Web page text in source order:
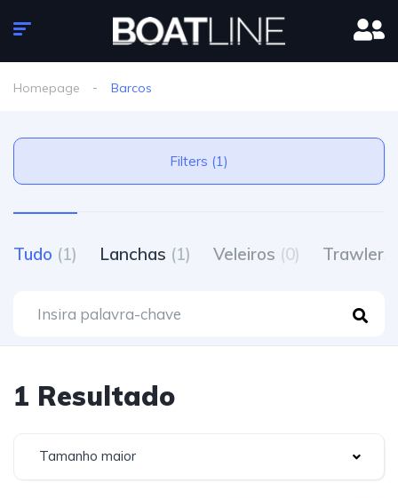
Homepage Barcos
Filters (1)
Tudo (1) Lanchas (1) Veleiros (0) Trawlers
1 Resultado
Tamanho maior